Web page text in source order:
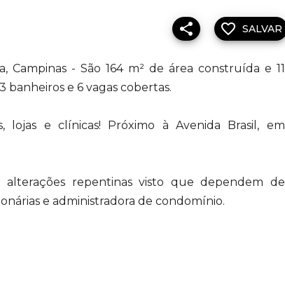
Campinas - São 164 m² de área construída e 11
banheiros e 6 vagas cobertas.
lojas e clínicas! Próximo à Avenida Brasil, em
repentinas visto que dependem de
e administradora de condomínio.
SALVAR